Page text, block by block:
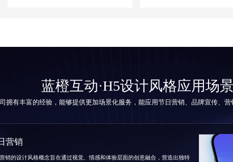
蓝橙互动·H5设计风格应用场景
拥有丰富的经验，能够提供更加场景化服务，能应用节日营销、品牌宣传、
营销
销的设计风格概念旨在通过视觉、情感和体验层面的创意融合，营造出独特